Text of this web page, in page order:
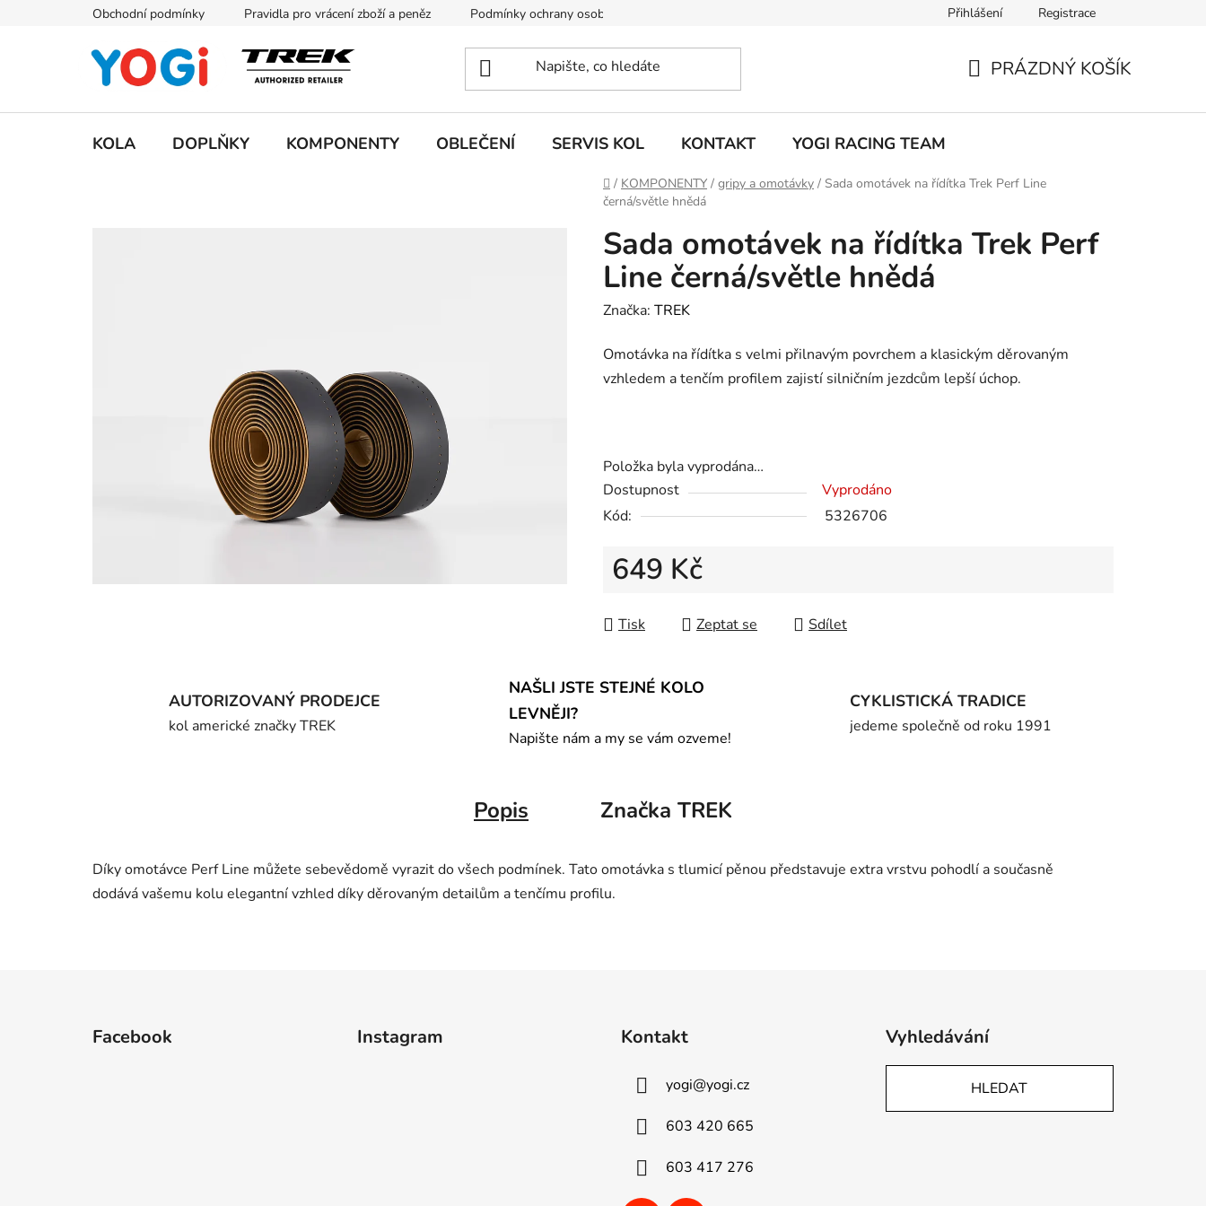
Obchodní podmínky Pravidla pro vrácení zboží a peněz Podmínky ochrany osobních údajů Přihlášení Registrace
PRÁZDNÝ KOŠÍK
KOLA DOPLŇKY KOMPONENTY OBLEČENÍ SERVIS KOL KONTAKT YOGI RACING TEAM
Domů
/ KOMPONENTY / gripy a omotávky / Sada omotávek na řídítka Trek Perf Line
černá/světle hnědá
Sada omotávek na řídítka Trek Perf
Line černá/světle hnědá
Značka: TREK
Omotávka na řídítka s velmi přilnavým povrchem a klasickým děrovaným
vzhledem a tenčím profilem zajistí silničním jezdcům lepší úchop.
Položka byla vyprodána…
Dostupnost
Vyprodáno
Kód:
5326706
649 Kč
Tisk
Zeptat se Sdílet
AUTORIZOVANÝ PRODEJCE
kol americké značky TREK
NAŠLI JSTE STEJNÉ KOLO
LEVNĚJI?
Napište nám a my se vám ozveme!
CYKLISTICKÁ TRADICE
jedeme společně od roku 1991
Popis Značka TREK
Díky omotávce Perf Line můžete sebevědomě vyrazit do všech podmínek. Tato omotávka s tlumicí pěnou představuje extra vrstvu pohodlí a současně
dodává vašemu kolu elegantní vzhled díky děrovaným detailům a tenčímu profilu.
Facebook Instagram Kontakt
yogi@yogi.cz
603 420 665
603 417 276
Vyhledávání
HLEDAT